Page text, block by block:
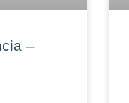
–